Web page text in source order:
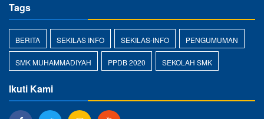
Tags
BERITA SEKILAS INFO SEKILAS-INFO PENGUMUMAN
SMK MUHAMMADIYAH PPDB 2020 SEKOLAH SMK
Ikuti Kami